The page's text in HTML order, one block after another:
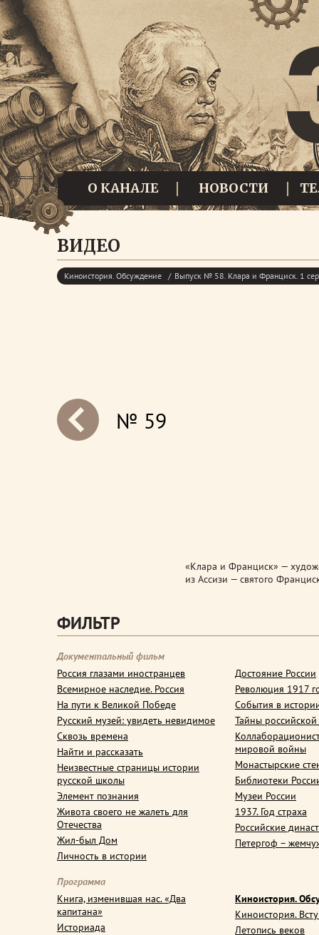
О КАНАЛЕ НОВОСТИ
ВИДЕО
Киноистория. Обсуждение Выпуск № 58. Клара и Франциск. 1
№ 59
«Клара и Франциск» —
из Ассизи — святого
ФИЛЬТР
Документальный фильм
Россия глазами иностранцев
Всемирное наследие. Россия
На пути к Великой Победе
Русский музей: увидеть невидимое
Сквозь времена
Найти и рассказать
Неизвестные страницы истории
русской школы
Элемент познания
Живота своего не жалеть для
Отечества
Жил-был Дом
Личность в истории
Достояние России
Революция 1917
События в
Тайны
мировой войны
Монастырские
Библиотеки
Музеи России
1937. Год страха
Российские
Петергоф –
Программа
Книга, изменившая нас. «Два
капитана»
Историада
Киноистория.
Киноистория.
Летопись веков